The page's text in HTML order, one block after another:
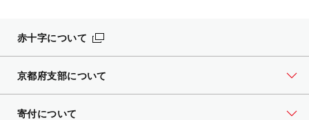
赤十字について
京都府支部について
寄付について